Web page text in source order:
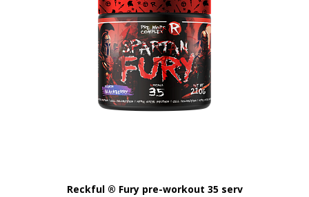
Reckful ® Fury pre-workout 35 serv